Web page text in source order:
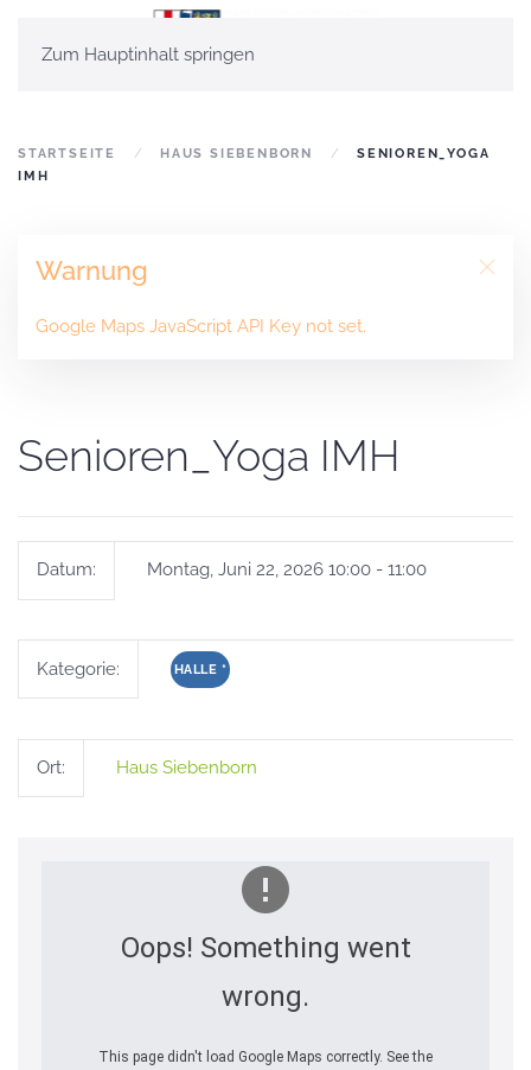
Zum Hauptinhalt springen
STARTSEITE HAUS SIEBENBORN
SENIOREN_YOGA
IMH
Warnung
Google Maps JavaScript API Key not set.
Senioren_Yoga IMH
Datum: Montag, Juni 22, 2026 10:00 - 11:00
Kategorie: HALLE *
Ort: Haus Siebenborn
Oops! Something went
wrong.
This page didn't load Google Maps correctly. See the